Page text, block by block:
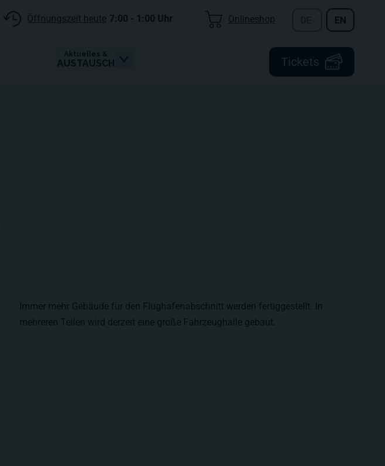
Tickets
Aktuelles &
AUSTAUSCH
Öffnungszeit heute 7:00 - 1:00 Uhr Onlineshop EN
Immer mehr Gebäude für den Flughafenabschnitt werden fertiggestellt. In
mehreren Teilen wird derzeit eine große Fahrzeughalle gebaut.